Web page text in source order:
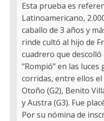
Esta prueba es
Latinoamericano,
caballo de 3 años y
rinde cultó al hijo de
cuadrero que
"Rompió" en las luces
corridas, entre ellos
Otoño (G2), Benito
y Austra (G3). Fue
Por su nómina de